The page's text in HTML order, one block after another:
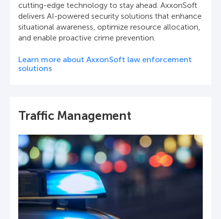
cutting-edge technology to stay ahead. AxxonSoft
delivers AI-powered security solutions that enhance
situational awareness, optimize resource allocation,
and enable proactive crime prevention.
Learn more about AxxonSoft law enforcement
solutions
Traffic Management